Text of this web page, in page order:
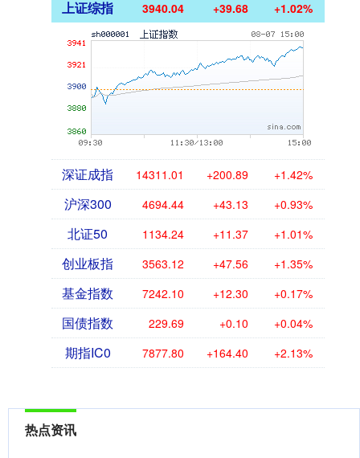
上证综指 3940.04 +39.68 +1.02%
深证成指 14311.01 +200.89 +1.42%
沪深300 4694.44 +43.13 +0.93%
北证50 1134.24 +11.37 +1.01%
创业板指 3563.12 +47.56 +1.35%
基金指数 7242.10 +12.30 +0.17%
国债指数 229.69 +0.10 +0.04%
期指IC0 7877.80 +164.40 +2.13%
热点资讯